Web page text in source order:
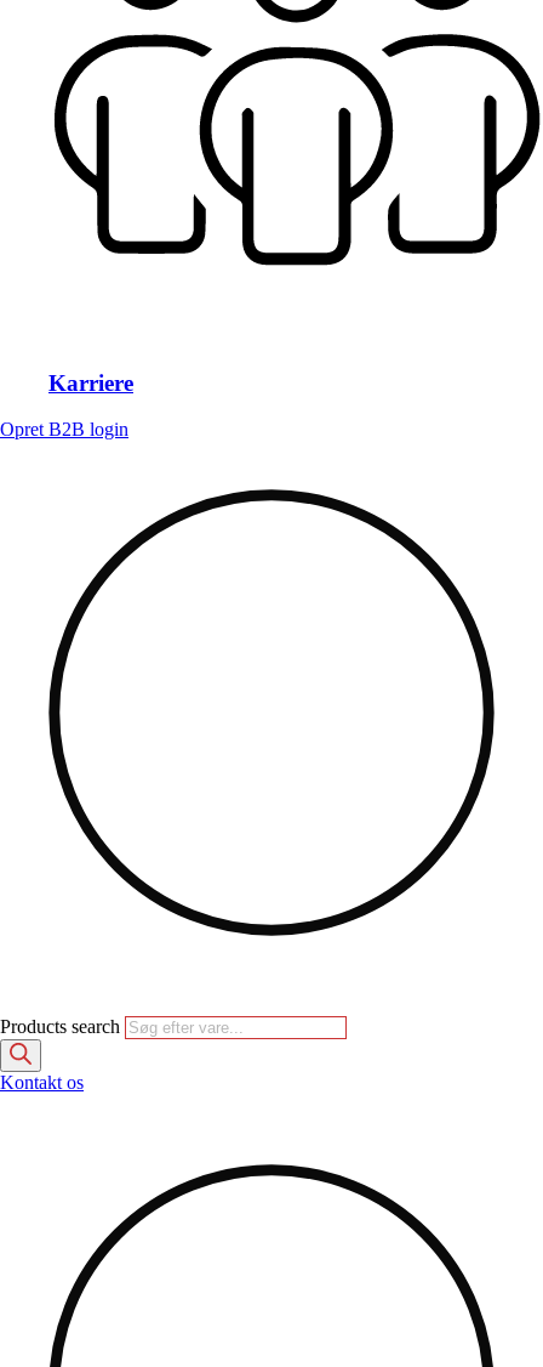
Karriere
Opret B2B login
Products search
Kontakt os